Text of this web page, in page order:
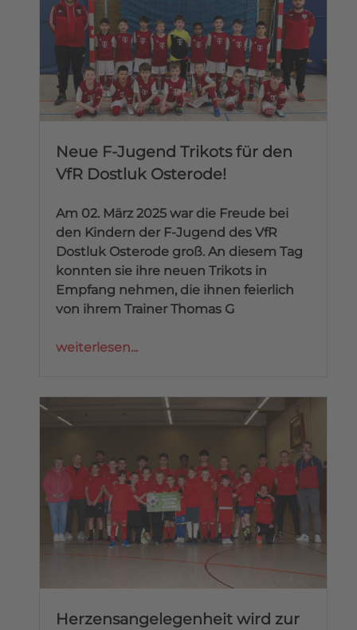
Neue F-Jugend Trikots für den
VfR Dostluk Osterode!
Am 02. März 2025 war die Freude bei
den Kindern der F-Jugend des VfR
Dostluk Osterode groß. An diesem Tag
konnten sie ihre neuen Trikots in
Empfang nehmen, die ihnen feierlich
von ihrem Trainer Thomas G
weiterlesen...
Herzensangelegenheit wird zur